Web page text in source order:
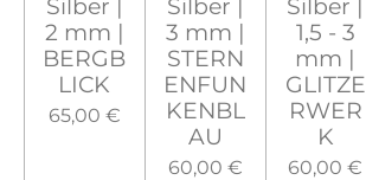
Silber |
2 mm |
BERGB
LICK
65,00 €
Silber |
3 mm |
STERN
ENFUN
KENBL
AU
60,00 €
Silber |
1,5 - 3
mm |
GLITZE
RWER
K
60,00 €